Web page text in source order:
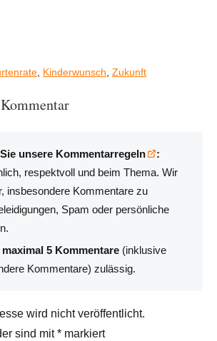
Kinderwunsch Zukunft
unsere Kommentarregeln
:
respektvoll und beim Thema. Wir
insbesondere Kommentare zu
Spam oder persönliche
maximal 5 Kommentare (inklusive
Kommentare) zulässig.
wird nicht veröffentlicht.
sind mit* markiert